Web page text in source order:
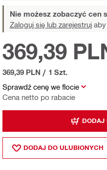
Nie możesz zobaczyć cen
Zaloguj się lub zarejestruj
Sprawdź cenę we flocie
Cena netto po rabacie
369,39
369,39 PLN / 1 Szt.
DODAJ
DODAJ DO ULUBIONYCH